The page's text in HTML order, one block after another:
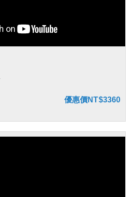
優惠價NT$3360